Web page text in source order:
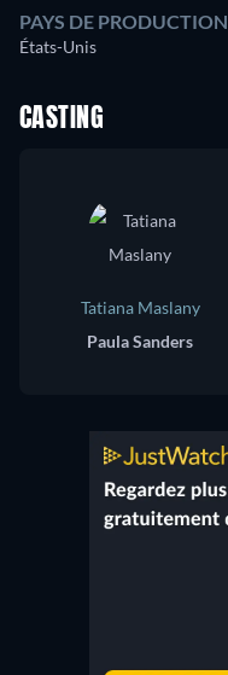
PAYS DE PRODUCTION
États-Unis
CASTING
Tatiana Maslany
Paula Sanders